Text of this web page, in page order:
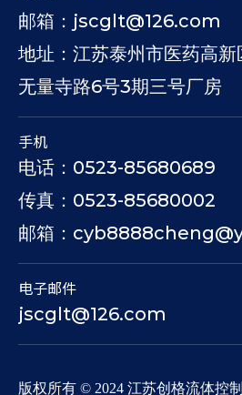
邮箱：jscglt@126.com
地址：江苏泰州市医药高
无量寺路6号3期三号厂房
手机
电话：0523-85680689
传真：0523-85680002
邮箱：
电子邮件
jscglt@126.com
版权所有 © 2024 江苏创格流体控